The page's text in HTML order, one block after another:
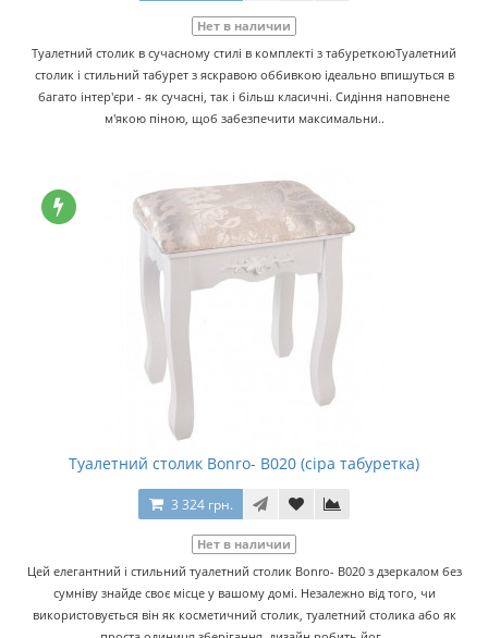
Нет в наличии
Туалетний столик в сучасному стилі в комплекті з табуреткоюТуалетний
столик і стильний табурет з яскравою оббивкою ідеально впишуться в
багато інтер'єри - як сучасні, так і більш класичні. Сидіння наповнене
м'якою піною, щоб забезпечити максимальни..
Туалетний столик Bonro- B020 (сіра табуретка)
3 324 грн.
Нет в наличии
Цей елегантний і стильний туалетний столик Bonro- B020 з дзеркалом без
сумніву знайде своє місце у вашому домі. Незалежно від того, чи
використовується він як косметичний столик, туалетний столика або як